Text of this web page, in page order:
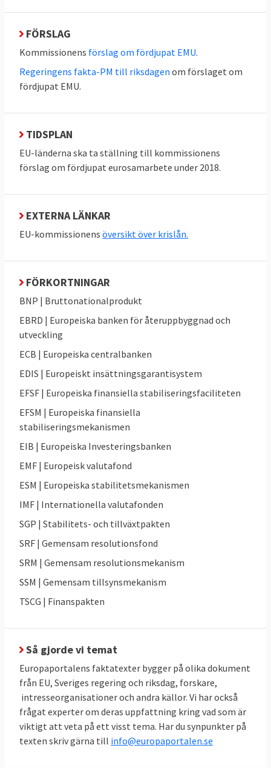
2010 ledde det till en större skuldkris i
Europadå flera länder inte längre kunde ta
nya lån för att finansiera sina dagliga
verksamheter och de tvingades begära
valutafonden, IMF.
Åtstramningarna som följde tillsammans
med minskad ekonomisk aktivitet orsakade
i många fall nedgång i ekonomin.
Finanskrisen hade därmed blivit en skuldkris
som i sin tur blivit en ekonomisk kris.
Nej.
Det fanns inga gemensamma regler eller
riktlinjer för hur EU-länderna skulle hantera
en bankkris eller en statsskuldskris. EU var
därför enligt många bedömare, däribland
den
ekonomiska tankesmedjan Bruegel
oförberedd när krisen kom.
Ännu mindre fanns det gemensamma
verktyg för att motarbeta krisen. Mário
Centeno, eurogruppens ordförande och
finansminister från det tidigare krislandet
Portugal, sade i ett
”Vi [EU] hade inte verktygen för att hantera
skuldkrisen och riskerna i stora banker. När
den stora recessionen slog emot oss,
framkallat av den globala finanskrisen,
spillde det över till en djup kris. Vi var inte
rustade för att hantera det”.
Det fanns dock regler som skulle förhindra
att kriser uppstod inom EU. Problemet var
att de reglerna inte följdes.
Stabilitets- och tillväxtpakten, som säger
att EU-länderna inte får ha större
budgetunderskott än tre procent av
bruttonationalprodukten (BNP) och att
statsskulden får uppgå till max 60 procent
av BNP, skapades i samband med att euron
FÖRSLAG
Kommissionens förslag om fördjupat EMU.
Regeringens fakta-PM till riksdagen om förslaget om
fördjupat EMU.
TIDSPLAN
EU-länderna ska ta ställning till kommissionens
förslag om fördjupat eurosamarbete under 2018.
EXTERNA LÄNKAR
EU-kommissionens översikt över krislån.
FÖRKORTNINGAR
BNP | Bruttonationalprodukt
EBRD | Europeiska banken för återuppbyggnad och
utveckling
ECB | Europeiska centralbanken
EDIS | Europeiskt insättningsgarantisystem
EFSF | Europeiska finansiella stabiliseringsfaciliteten
EFSM | Europeiska finansiella
stabiliseringsmekanismen
EIB | Europeiska Investeringsbanken
EMF | Europeisk valutafond
ESM | Europeiska stabilitetsmekanismen
IMF | Internationella valutafonden
SGP | Stabilitets- och tillväxtpakten
SRF | Gemensam resolutionsfond
SRM | Gemensam resolutionsmekanism
SSM | Gemensam tillsynsmekanism
TSCG | Finanspakten
Så gjorde vi temat
Europaportalens faktatexter bygger på olika dokument
från EU, Sveriges regering och riksdag, forskare,
intresseorganisationer och andra källor. Vi har också
frågat experter om deras uppfattning kring vad som är
viktigt att veta på ett visst tema. Har du synpunkter på
texten skriv gärna till info@europaportalen.se